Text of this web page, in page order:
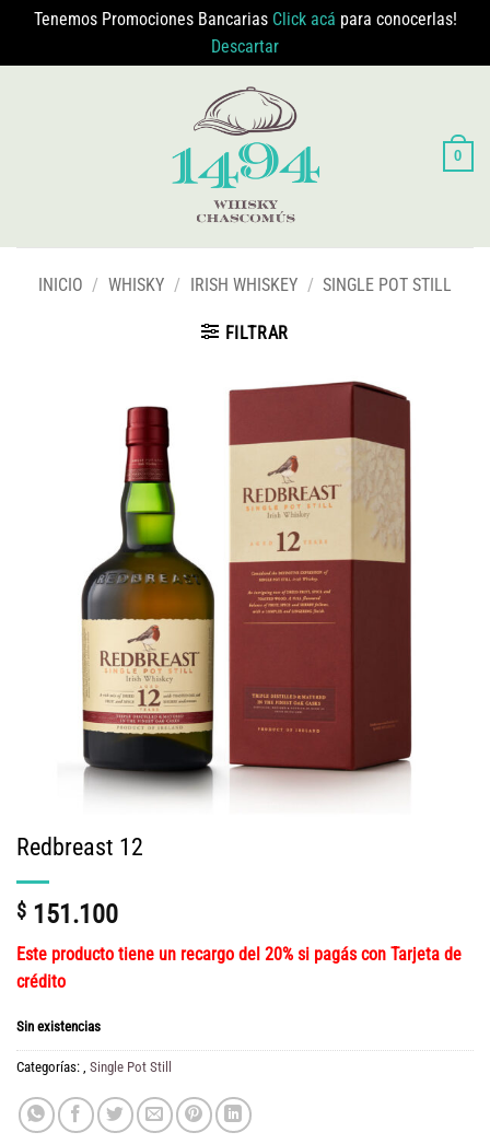
Tenemos Promociones Bancarias Click acá para conocerlas!
Descartar
0
INICIO / WHISKY / IRISH WHISKEY / SINGLE POT STILL
FILTRAR
Redbreast 12
$ 151.100
Este producto tiene un recargo del 20% si pagás con Tarjeta de
crédito
Sin existencias
Categorías: Single Pot Still